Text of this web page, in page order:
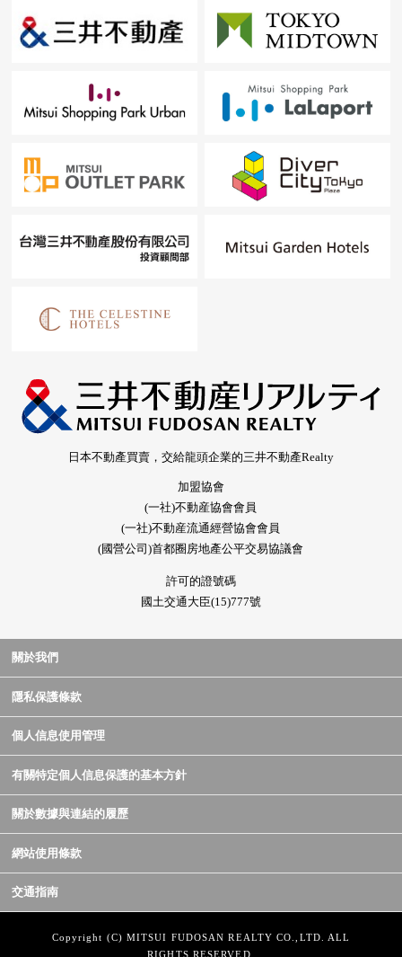
日本不動產買賣，交給龍頭企業的三井不動產Realty
加盟協會
(一社)不動産協會會員
(一社)不動産流通經營協會會員
(國營公司)首都圈房地產公平交易協議會
許可的證號碼
國土交通大臣(15)777號
關於我們
隱私保護條款
個人信息使用管理
有關特定個人信息保護的基本方針
關於數據與連結的履歷
網站使用條款
交通指南
Copyright (C) MITSUI FUDOSAN REALTY CO.,LTD. ALL
RIGHTS RESERVED.